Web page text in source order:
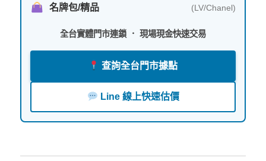
名牌包/精品 (LV/Chanel)
全台實體門市連鎖 ． 現場現金快速交易
查詢全台門市據點
Line 線上快速估價